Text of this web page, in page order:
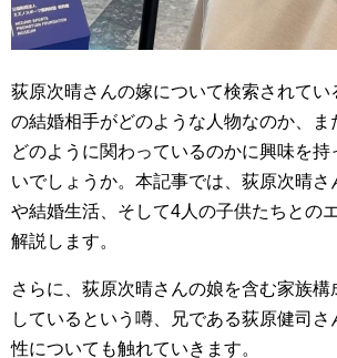
荻原次晴さんの嫁について検索されてい
の結婚相手がどのような人物なのか、ま
どのように関わっているのかに興味を持
いでしょうか。本記事では、荻原次晴さ
や結婚生活、そして4人の子供たちとの
解説します。
さらに、荻原次晴さんの娘を含む家族構
しているという噂、兄である荻原健司
性についても触れていきます。